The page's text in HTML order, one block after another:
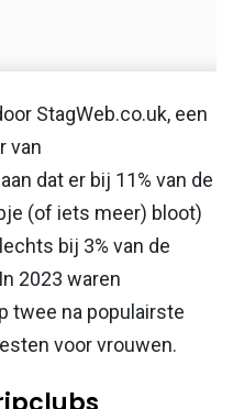
StagWeb.co.uk, een
van
dat er bij 11% van de
(of iets meer) bloot)
bij 3% van de
2023 waren
twee na populairste
voor vrouwen.